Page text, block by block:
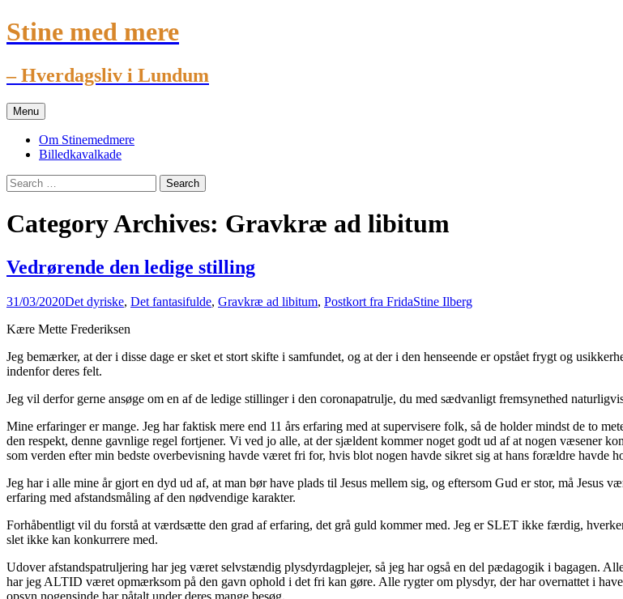
Stine med mere
– Hverdagsliv i Lundum
Menu Skip
to
content
Om Stinemedmere
Billedkavalkade
Search
for:
Category Archives: Gravkræ ad libitum
Vedrørende den ledige stilling
31/03/2020Det dyriske, Det fantasifulde, Gravkræ ad libitum, Postkort fra FridaStine Ilberg
Kære Mette Frederiksen
Jeg bemærker, at der i disse dage er sket et stort skifte i samfundet, og at der i den henseende er opstået frygt og
indenfor deres felt.
Jeg vil derfor gerne ansøge om en af de ledige stillinger i den coronapatrulje, du med sædvanligt fremsynethed
Mine erfaringer er mange. Jeg har faktisk mere end 11 års erfaring med at supervisere folk, så de holder mindst de to
den respekt, denne gavnlige regel fortjener. Vi ved jo alle, at der sjældent kommer noget godt ud af at nogen væsener
som verden efter min bedste overbevisning havde været fri for, hvis blot nogen havde sikret sig at hans forældre havde
Jeg har i alle mine år gjort en dyd ud af, at man bør have plads til Jesus mellem sig, og eftersom Gud er stor, må Jesus
erfaring med afstandsmåling af den nødvendige karakter.
Forhåbentligt vil du forstå at værdsætte den grad af erfaring, det grå guld kommer med. Jeg er SLET ikke færdig,
slet ikke kan konkurrere med.
Udover afstandspatruljering har jeg været selvstændig plysdyrdagplejer, så jeg har også en del pædagogik i bagagen.
har jeg ALTID været opmærksom på den gavn ophold i det fri kan gøre. Alle rygter om plysdyr, der har overnattet i
opsyn nogensinde har påtalt under deres mange besøg.